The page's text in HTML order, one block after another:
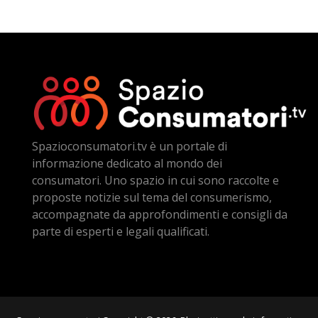
Spazioconsumatori.tv è un portale di
informazione dedicato al mondo dei
consumatori. Uno spazio in cui sono raccolte e
proposte notizie sul tema del consumerismo,
accompagnate da approfondimenti e consigli da
parte di esperti e legali qualificati.